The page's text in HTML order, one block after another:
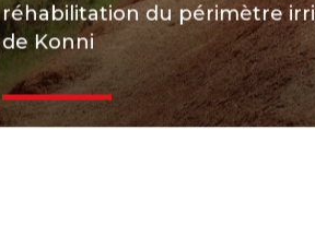
réhabilitation du périmètre
de Konni